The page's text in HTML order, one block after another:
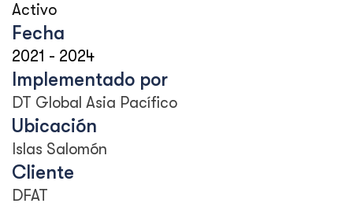
Activo
Fecha
2021 - 2024
Implementado por
DT Global Asia Pacífico
Ubicación
Islas Salomón
Cliente
DFAT